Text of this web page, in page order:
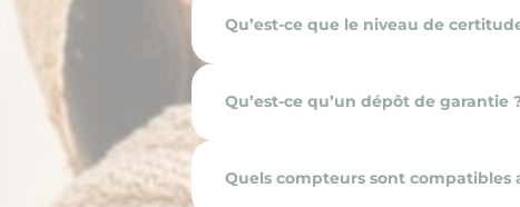
Qu’est-ce que le niveau de
Qu’est-ce qu’un dépôt de garantie
Quels compteurs sont compatibles